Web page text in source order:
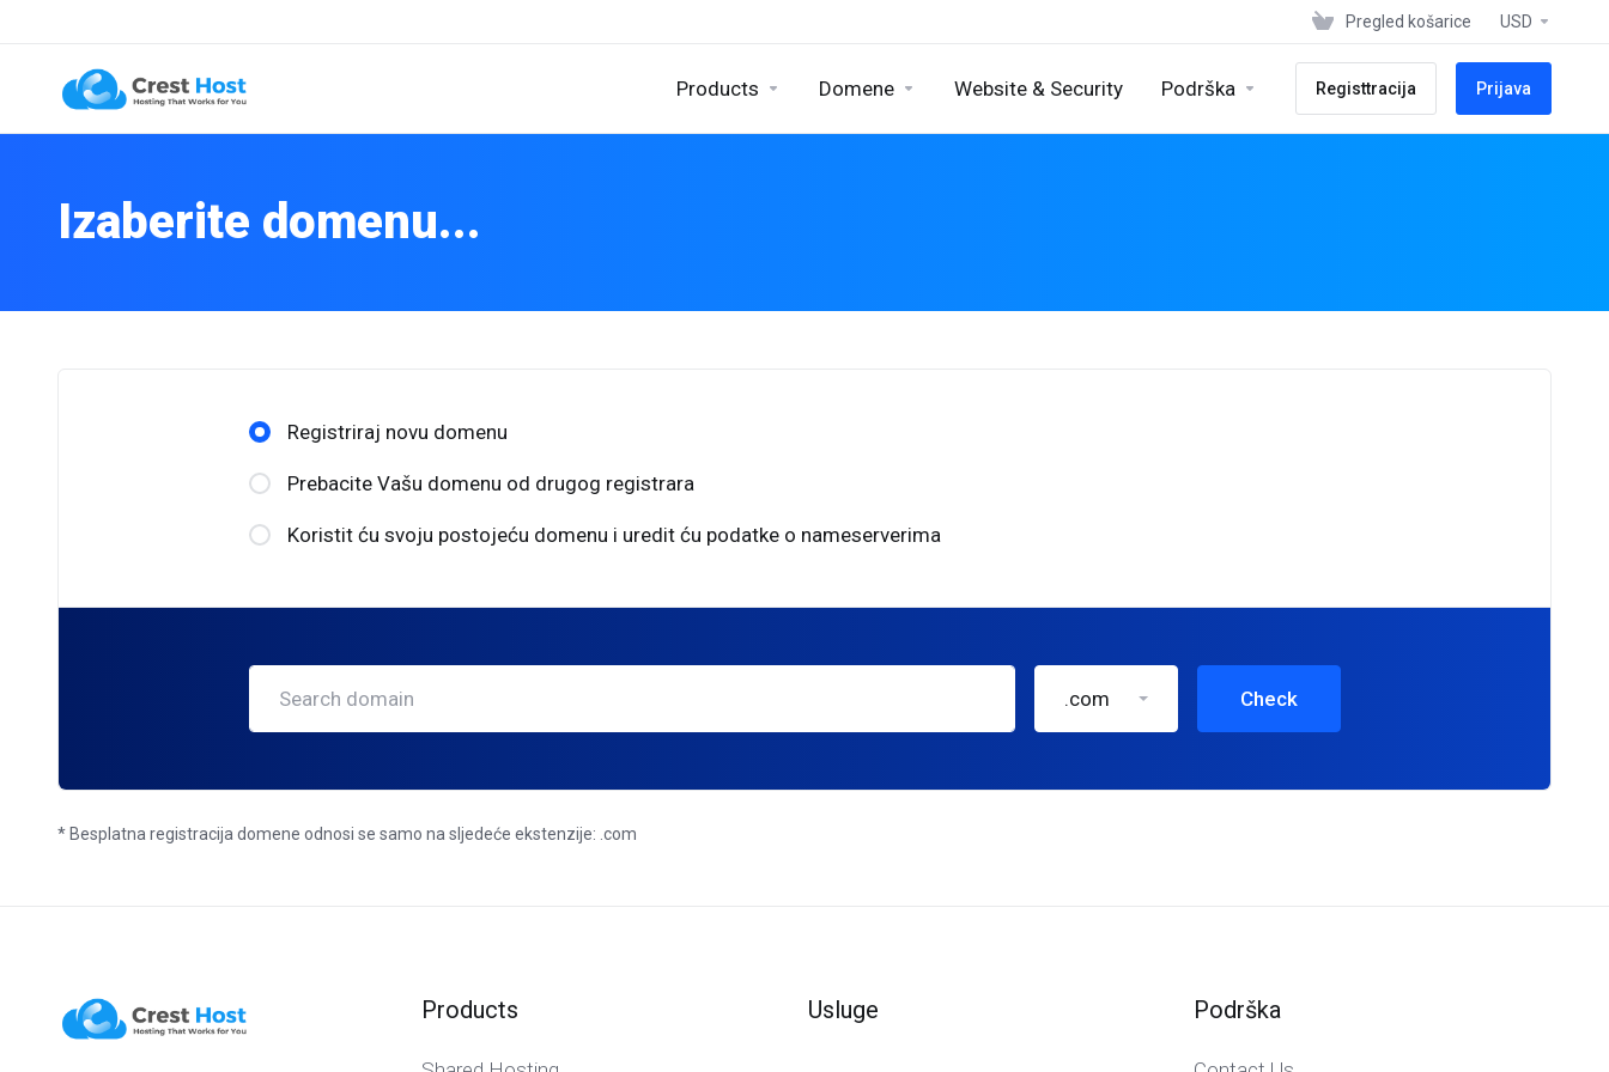
Pregled košarice USD
Products Domene Website & Security Podrška Registtracija Prijava
Izaberite domenu...
Registriraj novu domenu
Prebacite Vašu domenu od drugog registrara
Koristit ću svoju postojeću domenu i uredit ću podatke o nameserverima
.com Check
* Besplatna registracija domene odnosi se samo na sljedeće ekstenzije: .com
Products Usluge Podrška